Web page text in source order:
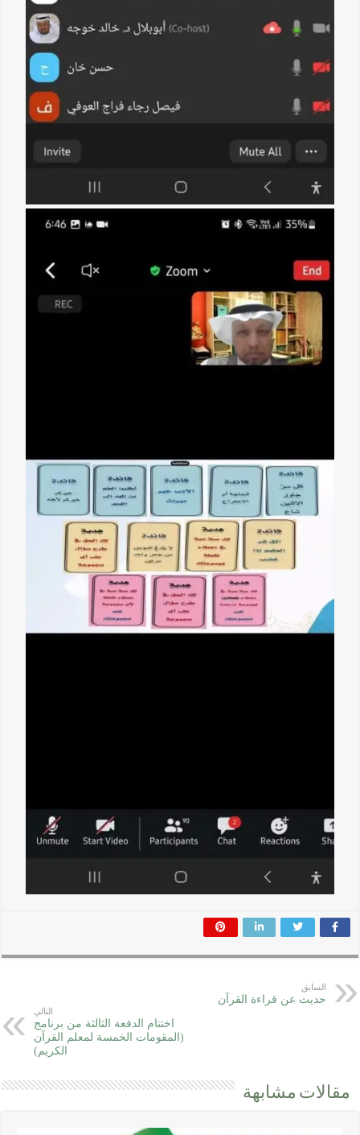
السابق
حديث عن قراءة القرآن
التالي
اختتام الدفعة الثالثة من برنامج
(المقومات الخمسة لمعلم القرآن
الكريم)
مقالات مشابهة